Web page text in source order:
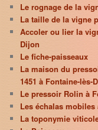
Le rognage de la
La taille de la vigne
Accoler ou lier la
Dijon
Le fiche-paisseaux
La maison du
1451 à Fontaine-lès-
Le pressoir Rolin à
Les échalas
La toponymie